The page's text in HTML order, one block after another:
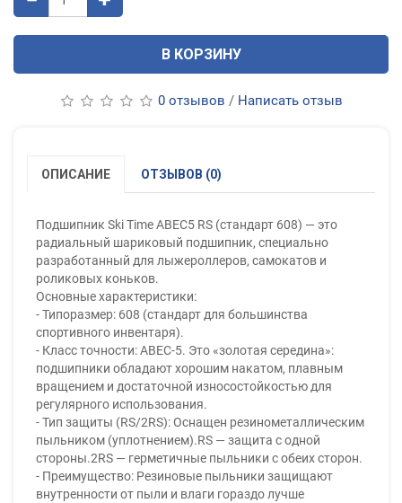
В КОРЗИНУ
0 отзывов / Написать отзыв
ОПИСАНИЕ ОТЗЫВОВ (0)
Подшипник Ski Time ABEC5 RS (стандарт 608) — это
радиальный шариковый подшипник, специально
разработанный для лыжероллеров, самокатов и
роликовых коньков.
Основные характеристики:
- Типоразмер: 608 (стандарт для большинства
спортивного инвентаря).
- Класс точности: ABEC-5. Это «золотая середина»:
подшипники обладают хорошим накатом, плавным
вращением и достаточной износостойкостью для
регулярного использования.
- Тип защиты (RS/2RS): Оснащен резинометаллическим
пыльником (уплотнением).RS — защита с одной
стороны.2RS — герметичные пыльники с обеих сторон.
- Преимущество: Резиновые пыльники защищают
внутренности от пыли и влаги гораздо лучше